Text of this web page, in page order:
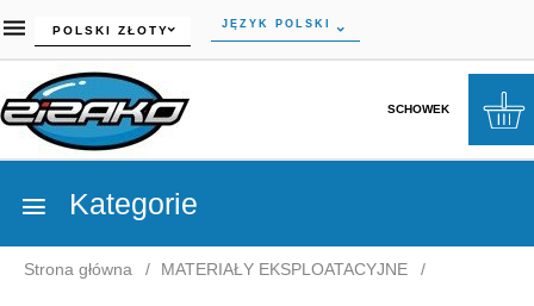
currency_h
POLSKI ZŁOTY JĘZYK POLSKI
SCHOWEK
Kategorie
Strona główna MATERIAŁY EKSPLOATACYJNE